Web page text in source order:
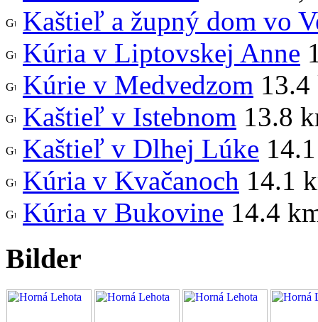
Kaštieľ a župný dom vo
Kúria v Liptovskej Anne
Kúrie v Medvedzom
Kaštieľ v Istebnom 13.8
Kaštieľ v Dlhej Lúke
Kúria v Kvačanoch 14.1
Kúria v Bukovine 14.4
Bilder